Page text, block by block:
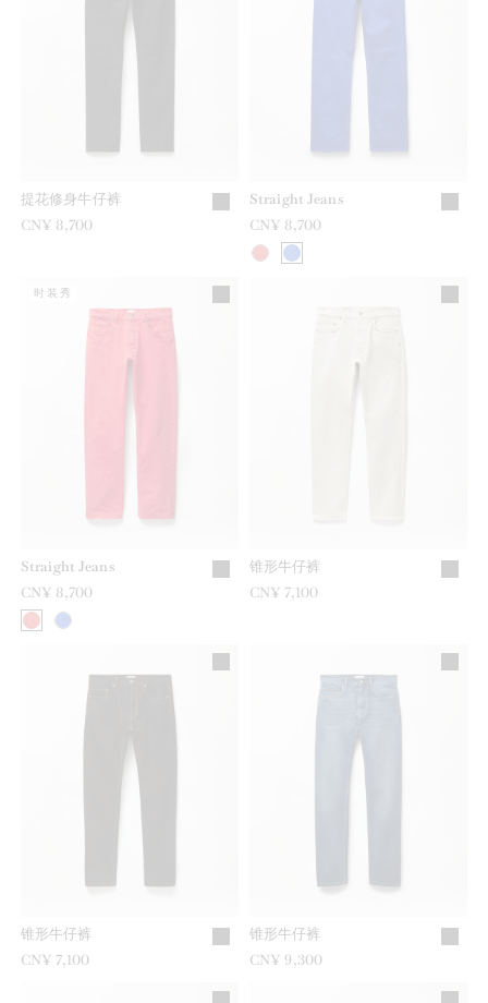
提花修身牛仔裤
CN¥ 8,700
Straight Jeans
CN¥ 8,700
Straight Jeans
CN¥ 8,700
时装秀
锥形牛仔裤
CN¥ 7,100
锥形牛仔裤
CN¥ 7,100
锥形牛仔裤
CN¥ 9,300